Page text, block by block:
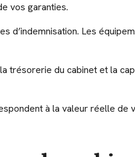
vos garanties.
d’indemnisation. Les
trésorerie du cabinet et la
à la valeur réelle de